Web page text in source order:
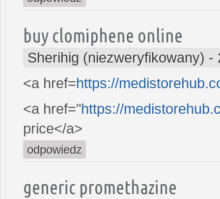
buy clomiphene online
Sherihig (niezweryfikowany) -
<a href=https://
<a href="https://
price</a>
odpowiedz
generic promethazine